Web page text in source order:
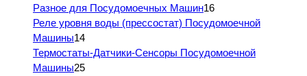
Разное для Посудомоечных Машин16
Реле уровня воды (прессостат) Посудомоечной
Машины14
Термостаты-Датчики-Сенсоры Посудомоечной
Машины25